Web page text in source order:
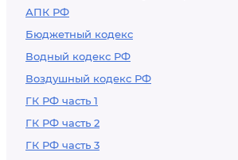
АПК РФ
Бюджетный кодекс
Водный кодекс РФ
Воздушный кодекс РФ
ГК РФ часть 1
ГК РФ часть 2
ГК РФ часть 3